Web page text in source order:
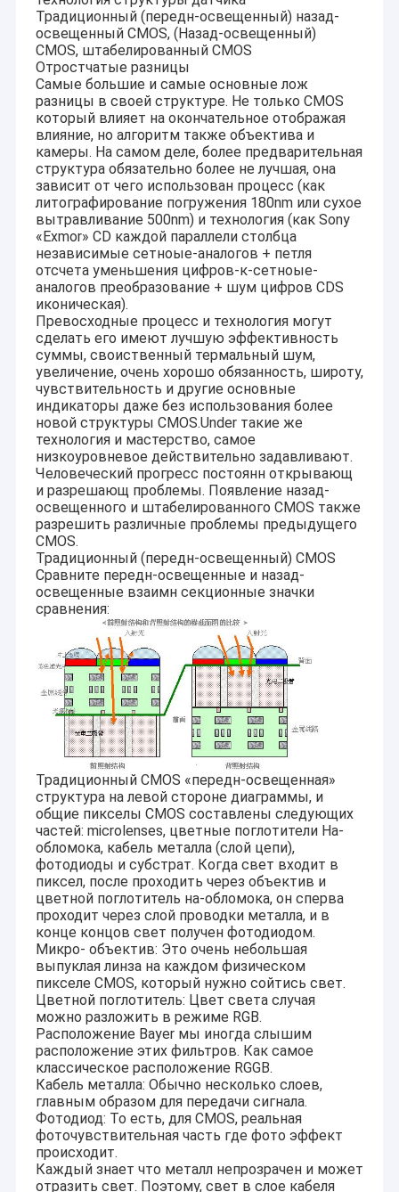
Главная страница
Продукция
Ролики
Традиционный (передн-освещенный) назад-
освещенный CMOS, (Назад-освещенный)
CMOS, штабелированный CMOS
Отростчатые разницы
Самые большие и самые основные лож
разницы в своей структуре. Не только CMOS
который влияет на окончательное отображая
влияние, но алгоритм также объектива и
камеры. На самом деле, более предварительная
структура обязательно более не лучшая, она
зависит от чего использован процесс (как
литографирование погружения 180nm или сухое
вытравливание 500nm) и технология (как Sony
«Exmor» CD каждой параллели столбца
независимые сетноые-аналогов + петля
отсчета уменьшения цифров-к-сетноые-
аналогов преобразование + шум цифров CDS
иконическая).
Превосходные процесс и технология могут
сделать его имеют лучшую эффективность
суммы, своиственный термальный шум,
увеличение, очень хорошо обязанность, широту,
чувствительность и другие основные
индикаторы даже без использования более
новой структуры CMOS.Under такие же
технология и мастерство, самое
низкоуровневое действительно задавливают.
Человеческий прогресс постоянн открывающ
и разрешающ проблемы. Появление назад-
освещенного и штабелированного CMOS также
разрешить различные проблемы предыдущего
CMOS.
Традиционный (передн-освещенный) CMOS
Сравните передн-освещенные и назад-
освещенные взаимн секционные значки
сравнения:
Традиционный CMOS «передн-освещенная»
структура на левой стороне диаграммы, и
общие пикселы CMOS составлены следующих
частей: microlenses, цветные поглотители На-
обломока, кабель металла (слой цепи),
фотодиоды и субстрат. Когда свет входит в
пиксел, после проходить через объектив и
цветной поглотитель на-обломока, он сперва
проходит через слой проводки металла, и в
конце концов свет получен фотодиодом.
Микро- объектив: Это очень небольшая
выпуклая линза на каждом физическом
пикселе CMOS, который нужно сойтись свет.
Цветной поглотитель: Цвет света случая
можно разложить в режиме RGB.
Расположение Bayer мы иногда слышим
расположение этих фильтров. Как самое
классическое расположение RGGB.
Кабель металла: Обычно несколько слоев,
главным образом для передачи сигнала.
Фотодиод: То есть, для CMOS, реальная
фоточувствительная часть где фото эффект
происходит.
Каждый знает что металл непрозрачен и может
отразить свет. Поэтому, свет в слое кабеля
CO. технологии Шэньчжэня Sinoseen, Ltd было установлено в
марте 2009. На излишек десятилетия, Sinoseen было
предназначено к обеспечивать клиентов с различным
OEM/ODM подгоняло решения обработки изображений
CMOS от дизайна и развития, производства, к после-